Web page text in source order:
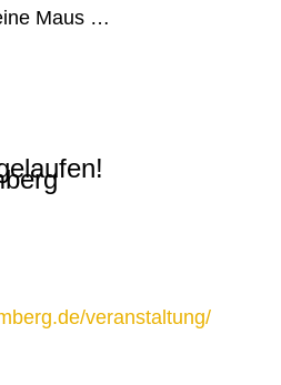
Maus …
veranstaltung/